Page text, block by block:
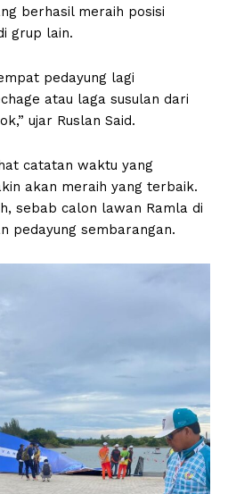
berhasil meraih posisi
grup lain.
pedayung lagi
atau laga susulan dari
ujar Ruslan Said.
catatan waktu yang
akan meraih yang terbaik.
sebab calon lawan Ramla di
pedayung sembarangan.